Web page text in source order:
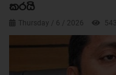
කරයි
Thursday / 6 / 2026 543